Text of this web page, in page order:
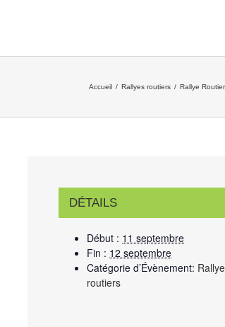
Accueil / Rallyes routiers / Rallye
DÉTAILS
Début : 11 septembre
Fin : 12 septembre
Catégorie d’Évènement:
routiers